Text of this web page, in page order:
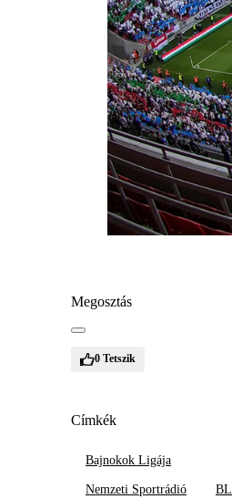
Megosztás
0 Tetszik
Címkék
Bajnokok Ligája
Nemzeti Sportrádió BL